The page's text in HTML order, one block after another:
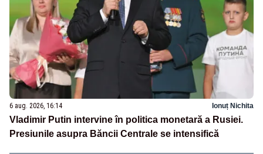
6 aug. 2026, 16:14 Ionuț Nichita
Vladimir Putin intervine în politica monetară a Rusiei.
Presiunile asupra Băncii Centrale se intensifică